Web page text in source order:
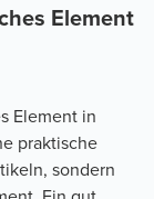
Element
Element in
praktische
sondern